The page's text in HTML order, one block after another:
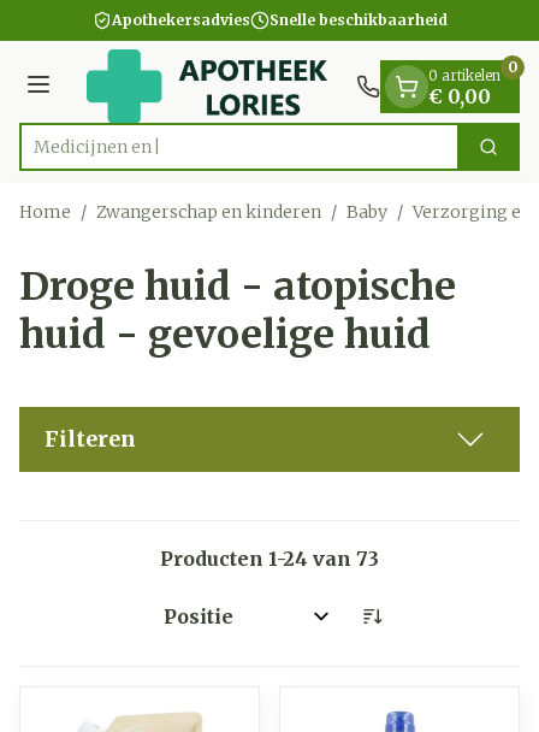
Ga naar de inhoudApothekersadvies Snelle beschikbaarheid
Menu
Product, merk, categorie... Zoek
0 artikelen
€ 0,00
0
Home / Zwangerschap en kinderen / Baby / Verzorging en
Droge huid - atopische
huid - gevoelige huid
Filteren
Producten 1-24 van 73
Sorteer op: